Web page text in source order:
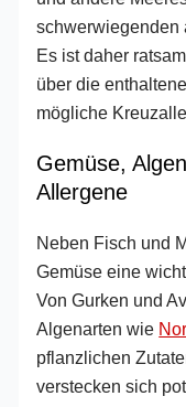
schwerwiegenden
Es ist daher
über die
mögliche
Gemüse,
Allergene
Neben Fisch und
Gemüse eine
Von Gurken und
Algenarten wie
pflanzlichen
verstecken sich